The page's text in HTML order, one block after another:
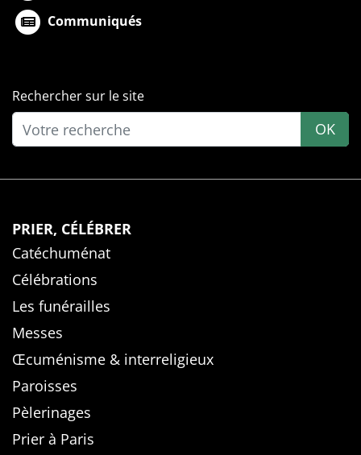
Communiqués
Rechercher sur le site
OK
PRIER, CÉLÉBRER
Catéchuménat
Célébrations
Les funérailles
Messes
Œcuménisme & interreligieux
Paroisses
Pèlerinages
Prier à Paris